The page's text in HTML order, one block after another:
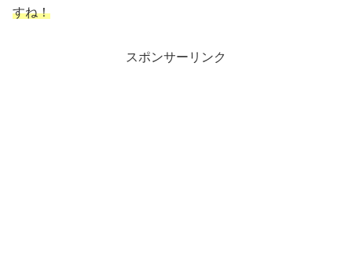
すね！
スポンサーリンク